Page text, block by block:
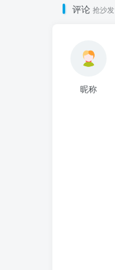
评论 抢沙发
昵称